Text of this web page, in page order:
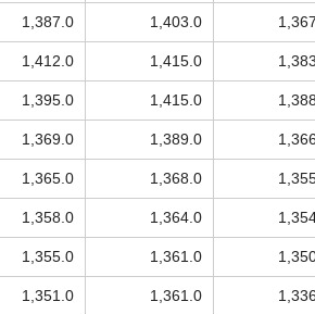
1,387.0 1,403.0
1,412.0 1,415.0
1,395.0 1,415.0
1,369.0 1,389.0
1,365.0 1,368.0
1,358.0 1,364.0
1,355.0 1,361.0
1,351.0 1,361.0